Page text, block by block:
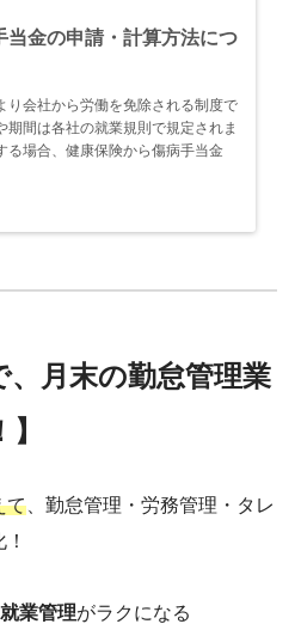
当金の申請・計算方法につ
り会社から労働を免除される制度で
間は各社の就業規則で規定されま
る場合、健康保険から傷病手当金
、月末の勤怠管理業
て 、勤怠管理・労務管理・タレ
業管理がラクになる